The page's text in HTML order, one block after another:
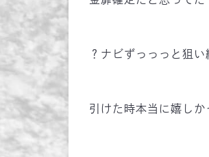
？ナビずっっっと狙
引けた時本当に嬉しか